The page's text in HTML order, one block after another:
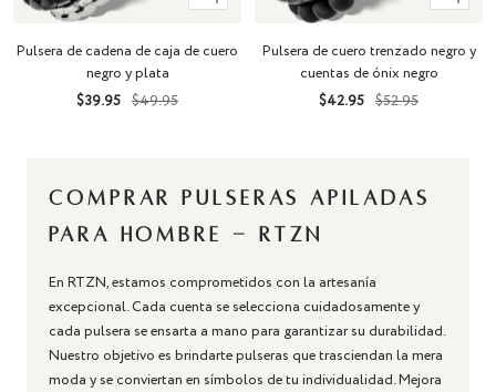
rápida
Pulsera de cadena de caja de cuero
negro y plata
Precio
$39.95 Precio
$49.95
rápida
Pulsera de cuero trenzado negro y
cuentas de ónix negro
Precio
$42.95 Precio
$52.95
Comprar pulseras apiladas
para hombre - RTZN
En RTZN, estamos comprometidos con la artesanía
excepcional. Cada cuenta se selecciona cuidadosamente y
cada pulsera se ensarta a mano para garantizar su durabilidad.
Nuestro objetivo es brindarte pulseras que trasciendan la mera
moda y se conviertan en símbolos de tu individualidad. Mejora